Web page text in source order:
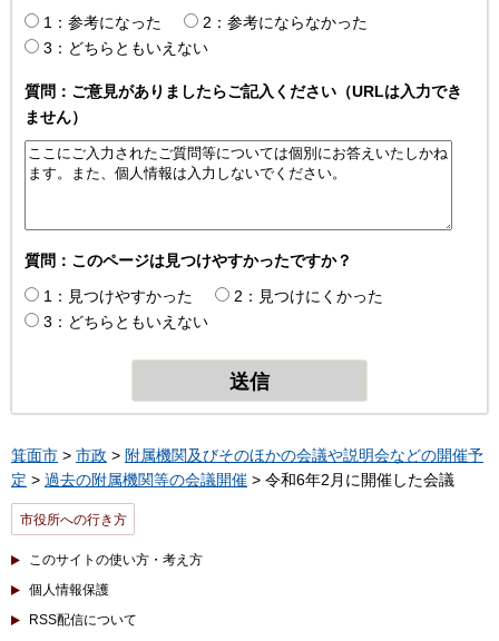
1：参考になった
2：参考にならなかった
3：どちらともいえない
質問：ご意見がありましたらご記入ください（URLは入力でき
ません）
質問：このページは見つけやすかったですか？
1：見つけやすかった
2：見つけにくかった
3：どちらともいえない
箕面市 > 市政 > 附属機関及びそのほかの会議や説明会などの開催予
定 > 過去の附属機関等の会議開催 > 令和6年2月に開催した会議
市役所への行き方
このサイトの使い方・考え方
個人情報保護
RSS配信について